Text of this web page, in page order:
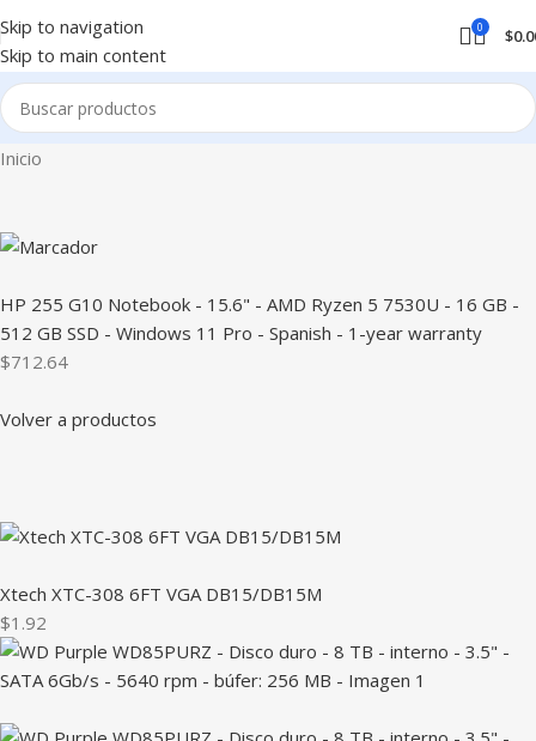
Skip to navigation
Skip to main content
0 $
Inicio
HP 255 G10 Notebook - 15.6" - AMD Ryzen 5 7530U - 16 GB -
512 GB SSD - Windows 11 Pro - Spanish - 1-year warranty
$712.64
Volver a productos
Xtech XTC-308 6FT VGA DB15/DB15M
$1.92